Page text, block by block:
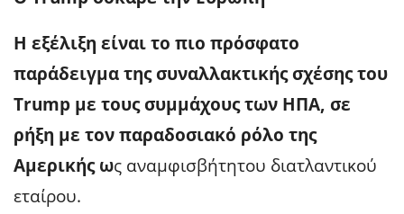
Η εξέλιξη είναι το πιο πρόσφατο
παράδειγμα της συναλλακτικής σχέσης του
Trump με τους συμμάχους των ΗΠΑ, σε
ρήξη με τον παραδοσιακό ρόλο της
Αμερικής ως αναμφισβήτητου διατλαντικού
εταίρου.